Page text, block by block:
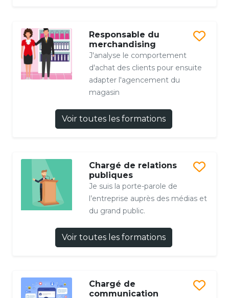
Responsable du
merchandising
J'analyse le comportement
d'achat des clients pour ensuite
adapter l'agencement du
magasin
Voir toutes les formations
Chargé de relations
publiques
Je suis la porte-parole de
l’entreprise auprès des médias et
du grand public.
Voir toutes les formations
Chargé de
communication